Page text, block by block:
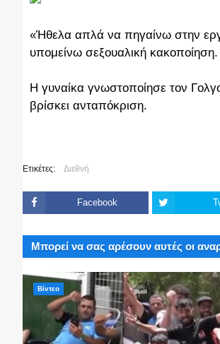
«Ήθελα απλά να πηγαίνω στην
υπομείνω σεξουαλική
Η γυναίκα γνωστοποίησε τον
βρίσκει ανταπόκριση.
Ετικέτες: Διεθνή
Facebook
Μπορεί να σας αρέσουν αυτές οι
Βίντεο